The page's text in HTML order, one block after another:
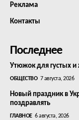
Реклама
Контакты
Последнее
Утюжок для густых
ОБЩЕСТВО 7 августа, 2026
Новый праздник в
поздравлять
ГЛАВНОЕ 6 августа, 2026